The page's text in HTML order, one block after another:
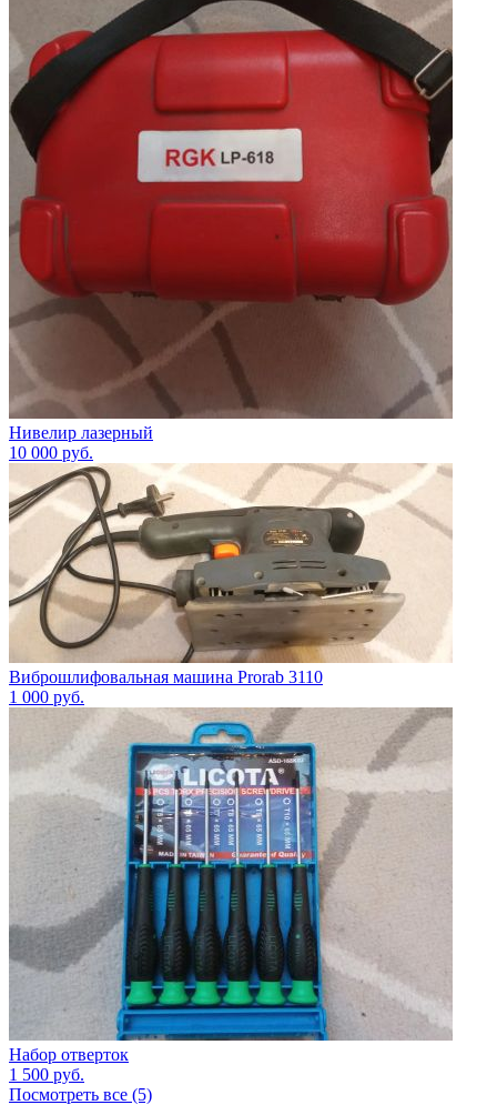
Нивелир лазерный
10 000 руб.
Виброшлифовальная машина Prorab 3110
1 000 руб.
Набор отверток
1 500 руб.
Посмотреть все (5)